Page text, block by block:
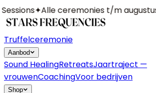
✦Alle ceremonies t/m augustus
Truffelceremonie
Aanbod
Sound HealingRetreatsJaartraject —
vrouwenCoachingVoor bedrijven
Shop